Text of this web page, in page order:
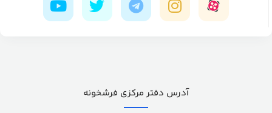
آدرس دفتر مرکزی فرشخونه